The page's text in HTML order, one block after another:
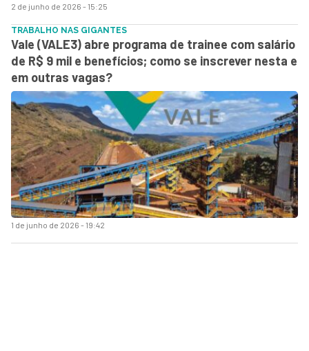
2 de junho de 2026 - 15:25
1 de junho de 2026 - 19:42
TRABALHO NAS GIGANTES
Vale (VALE3) abre programa de trainee com salário
de R$ 9 mil e benefícios; como se inscrever nesta e
em outras vagas?